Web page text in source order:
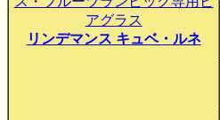
リンデマンス キュベ・ルネ